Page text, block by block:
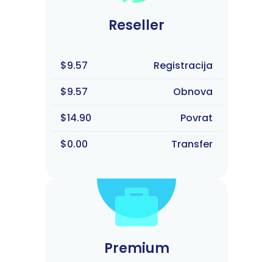
Reseller
$9.57
Registracija
$9.57
Obnova
$14.90
Povrat
$0.00
Transfer
Premium